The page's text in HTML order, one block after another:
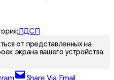
ЛДСП
от представленных на
экрана вашего устройства.
Share Via Email